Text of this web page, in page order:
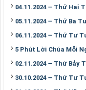
04.11.2024 – Thứ Hai
05.11.2024 – Thứ Ba
06.11.2024 – Thứ Tư
5 Phút Lời Chúa Mỗi
02.11.2024 – Thứ Bảy
30.10.2024 – Thứ Tư